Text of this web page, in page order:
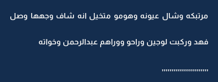
مرتبكه وشال عيونه وهومو متخيل انه شاف وجهها وصل
فهد وركبت لوجين وراحو ووراهم عبدالرحمن وخواته
,,,,,,,,,,,,,,,,,,,,,,,,